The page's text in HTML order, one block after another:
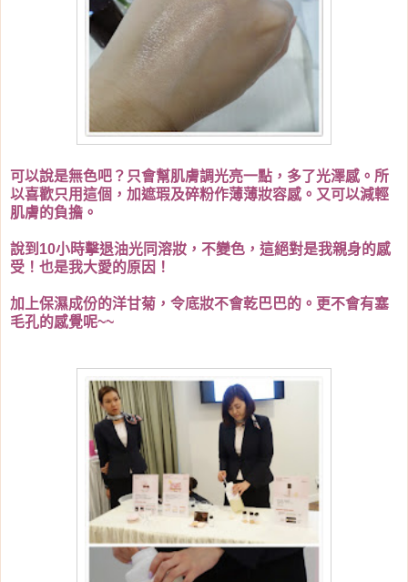
可以說是無色吧？只會幫肌膚調光亮一點，多了光澤感。所
以喜歡只用這個，加遮瑕及碎粉作薄薄妝容感。又可以減輕
肌膚的負擔。
說到10小時擊退油光同溶妝，不變色，這絕對是我親身的感
受！也是我大愛的原因！
加上保濕成份的洋甘菊，令底妝不會乾巴巴的。更不會有塞
毛孔的感覺呢~~